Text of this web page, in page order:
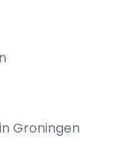
Groningen